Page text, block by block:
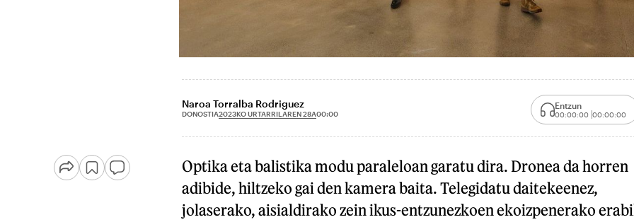
Naroa Torralba Rodriguez
DONOSTIA2023KO URTARRILAREN 28A00:00
Entzun
00:00:00 00:00:00
Optika eta balistika modu paraleloan garatu dira. Dronea da horren
adibide, hiltzeko gai den kamera baita. Telegidatu daitekeenez,
jolaserako, aisialdirako zein ikus-entzunezkoen ekoizpenerako